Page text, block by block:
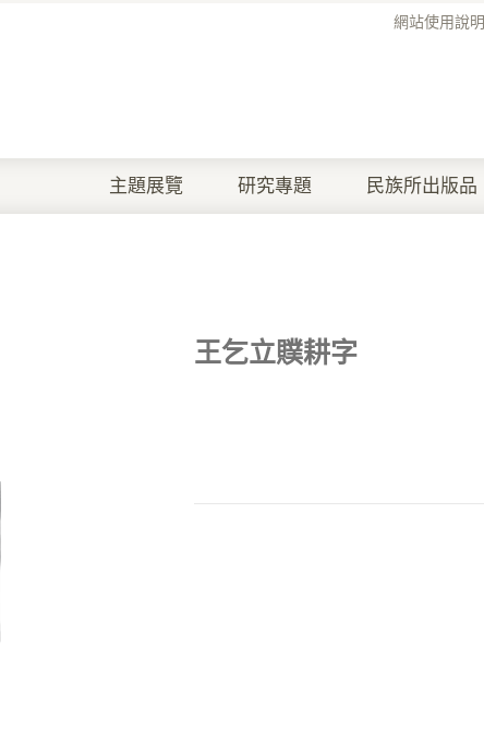
網站使用說明
主題展覽 研究專題 民族所出版品
王乞立贌耕字